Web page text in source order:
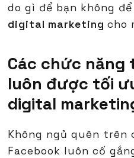
do gì để bạn không
digital marketingcho
Các chức năng
luôn được tối
digital
Không ngủ quên trên
Facebook luôn cố